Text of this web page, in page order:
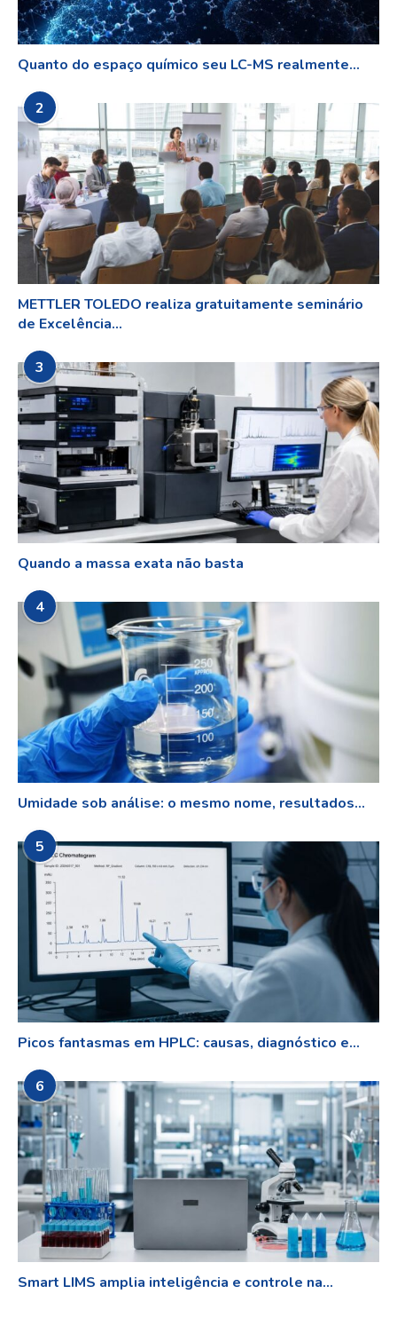
Quanto do espaço químico seu LC-MS realmente...
2
METTLER TOLEDO realiza gratuitamente seminário
de Excelência...
3
Quando a massa exata não basta
4
Umidade sob análise: o mesmo nome, resultados...
5
Picos fantasmas em HPLC: causas, diagnóstico e...
6
Smart LIMS amplia inteligência e controle na...